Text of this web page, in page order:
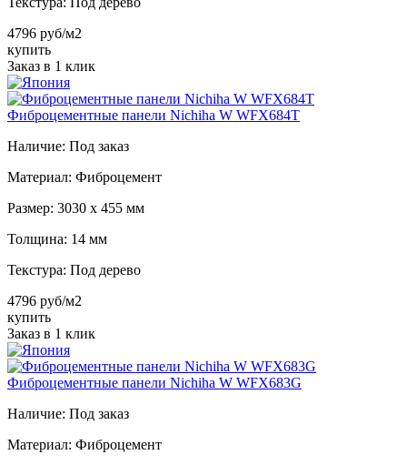
4796 руб/м2
купить
Заказ в 1 клик
Фиброцементные панели Nichiha W WFX684T
Наличие: Под заказ
Материал: Фиброцемент
Размер: 3030 х 455 мм
Толщина: 14 мм
Текстура: Под дерево
4796 руб/м2
купить
Заказ в 1 клик
Фиброцементные панели Nichiha W WFX683G
Наличие: Под заказ
Материал: Фиброцемент